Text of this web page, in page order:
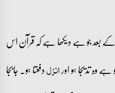
بعد جو ہے دیکھا ہے کہ قرآن اس
ہے وہ تدیجا ہو اورانزلدفعتا ہو۔ جابجا